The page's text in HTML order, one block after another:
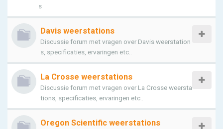
s
Davis weerstations
Discussie forum met vragen over Davis weerstation
s, specificaties, ervaringen etc..
La Crosse weerstations
Discussie forum met vragen over La Crosse weersta
tions, specificaties, ervaringen etc..
Oregon Scientific weerstations